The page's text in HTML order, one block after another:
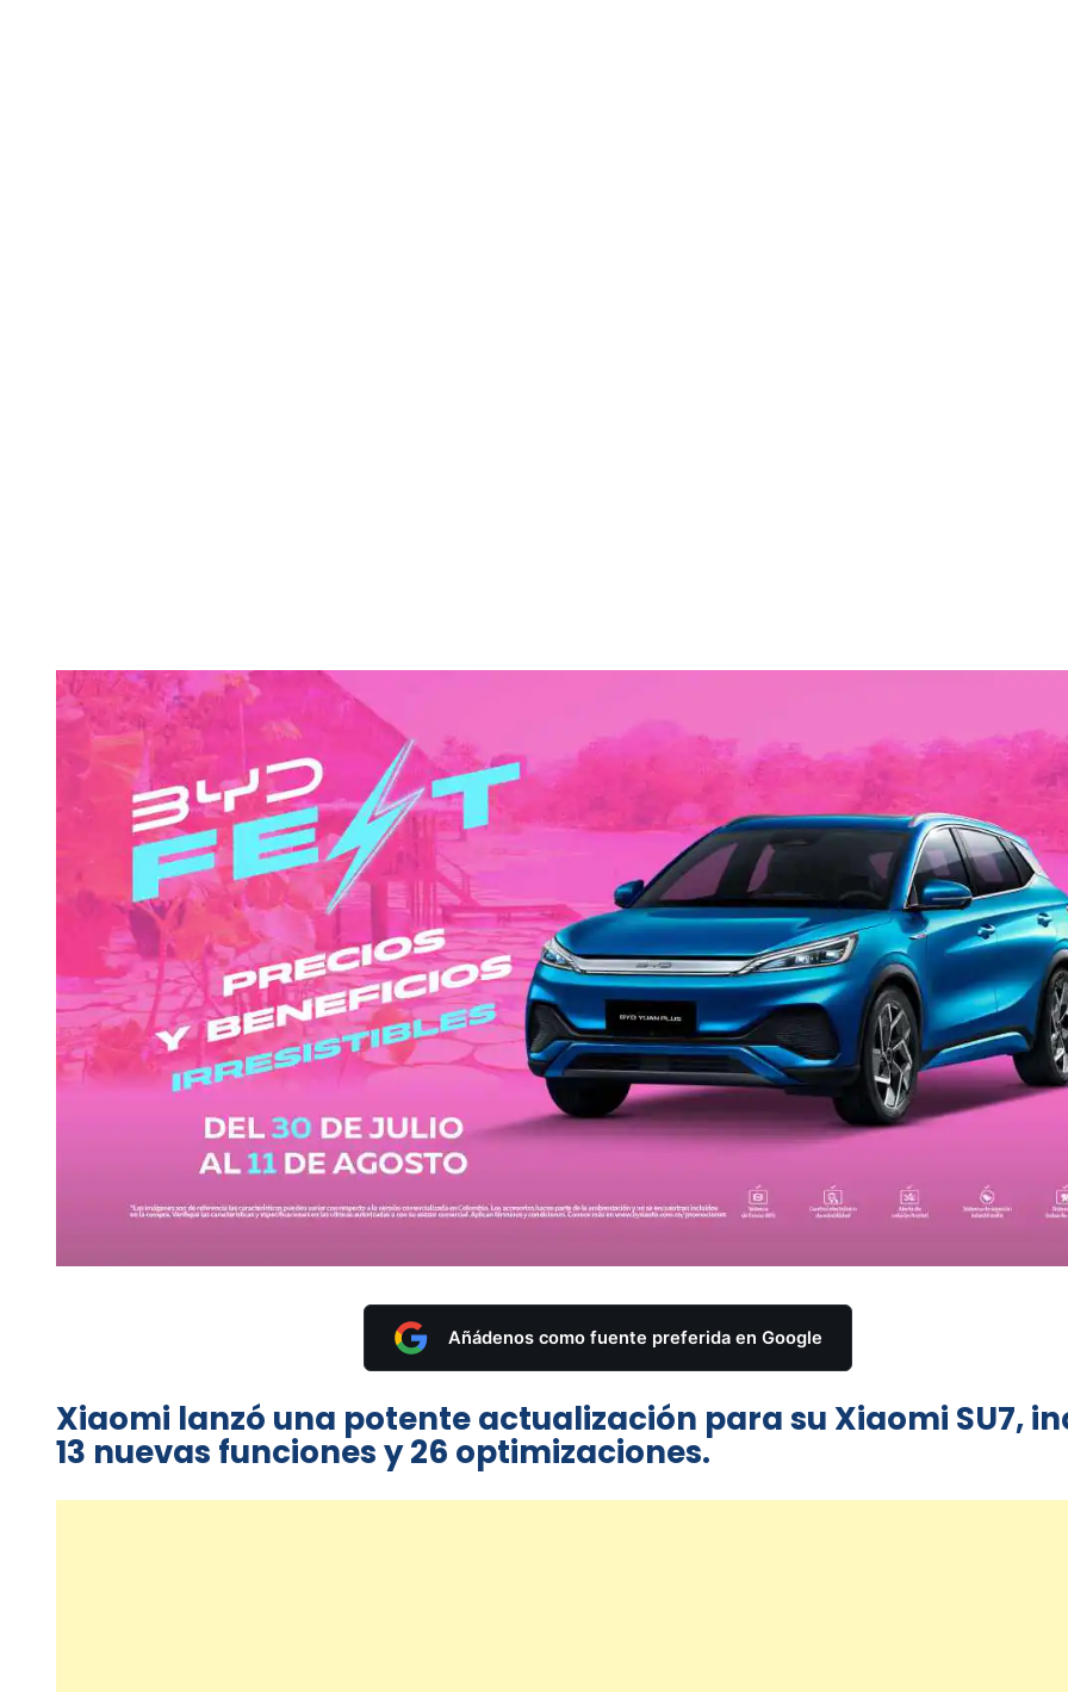
Añádenos como fuente preferida en Google
Xiaomi lanzó una potente actualización para su Xiaomi SU7,
13 nuevas funciones y 26 optimizaciones.